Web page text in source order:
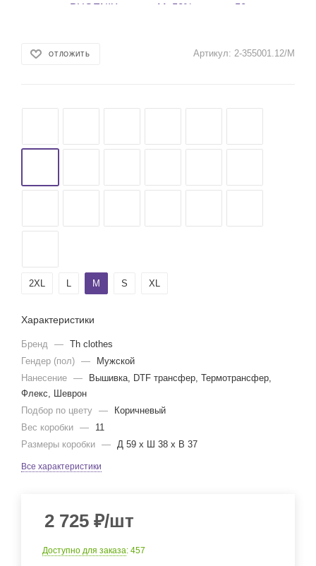
ОТЛОЖИТЬ Артикул: 2-355001.12/M
2ХL L M S XL
Характеристики
Бренд — Th clothes
Гендер (пол) —
Мужской
Нанесение —
Вышивка, DTF трансфер, Термотрансфер,
Флекс, Шеврон
Подбор по цвету —
Коричневый
Вес коробки —
11
Размеры коробки — Д 59 x Ш 38 x В 37
Все характеристики
2 725 ₽/шт
Доступно для заказа: 457